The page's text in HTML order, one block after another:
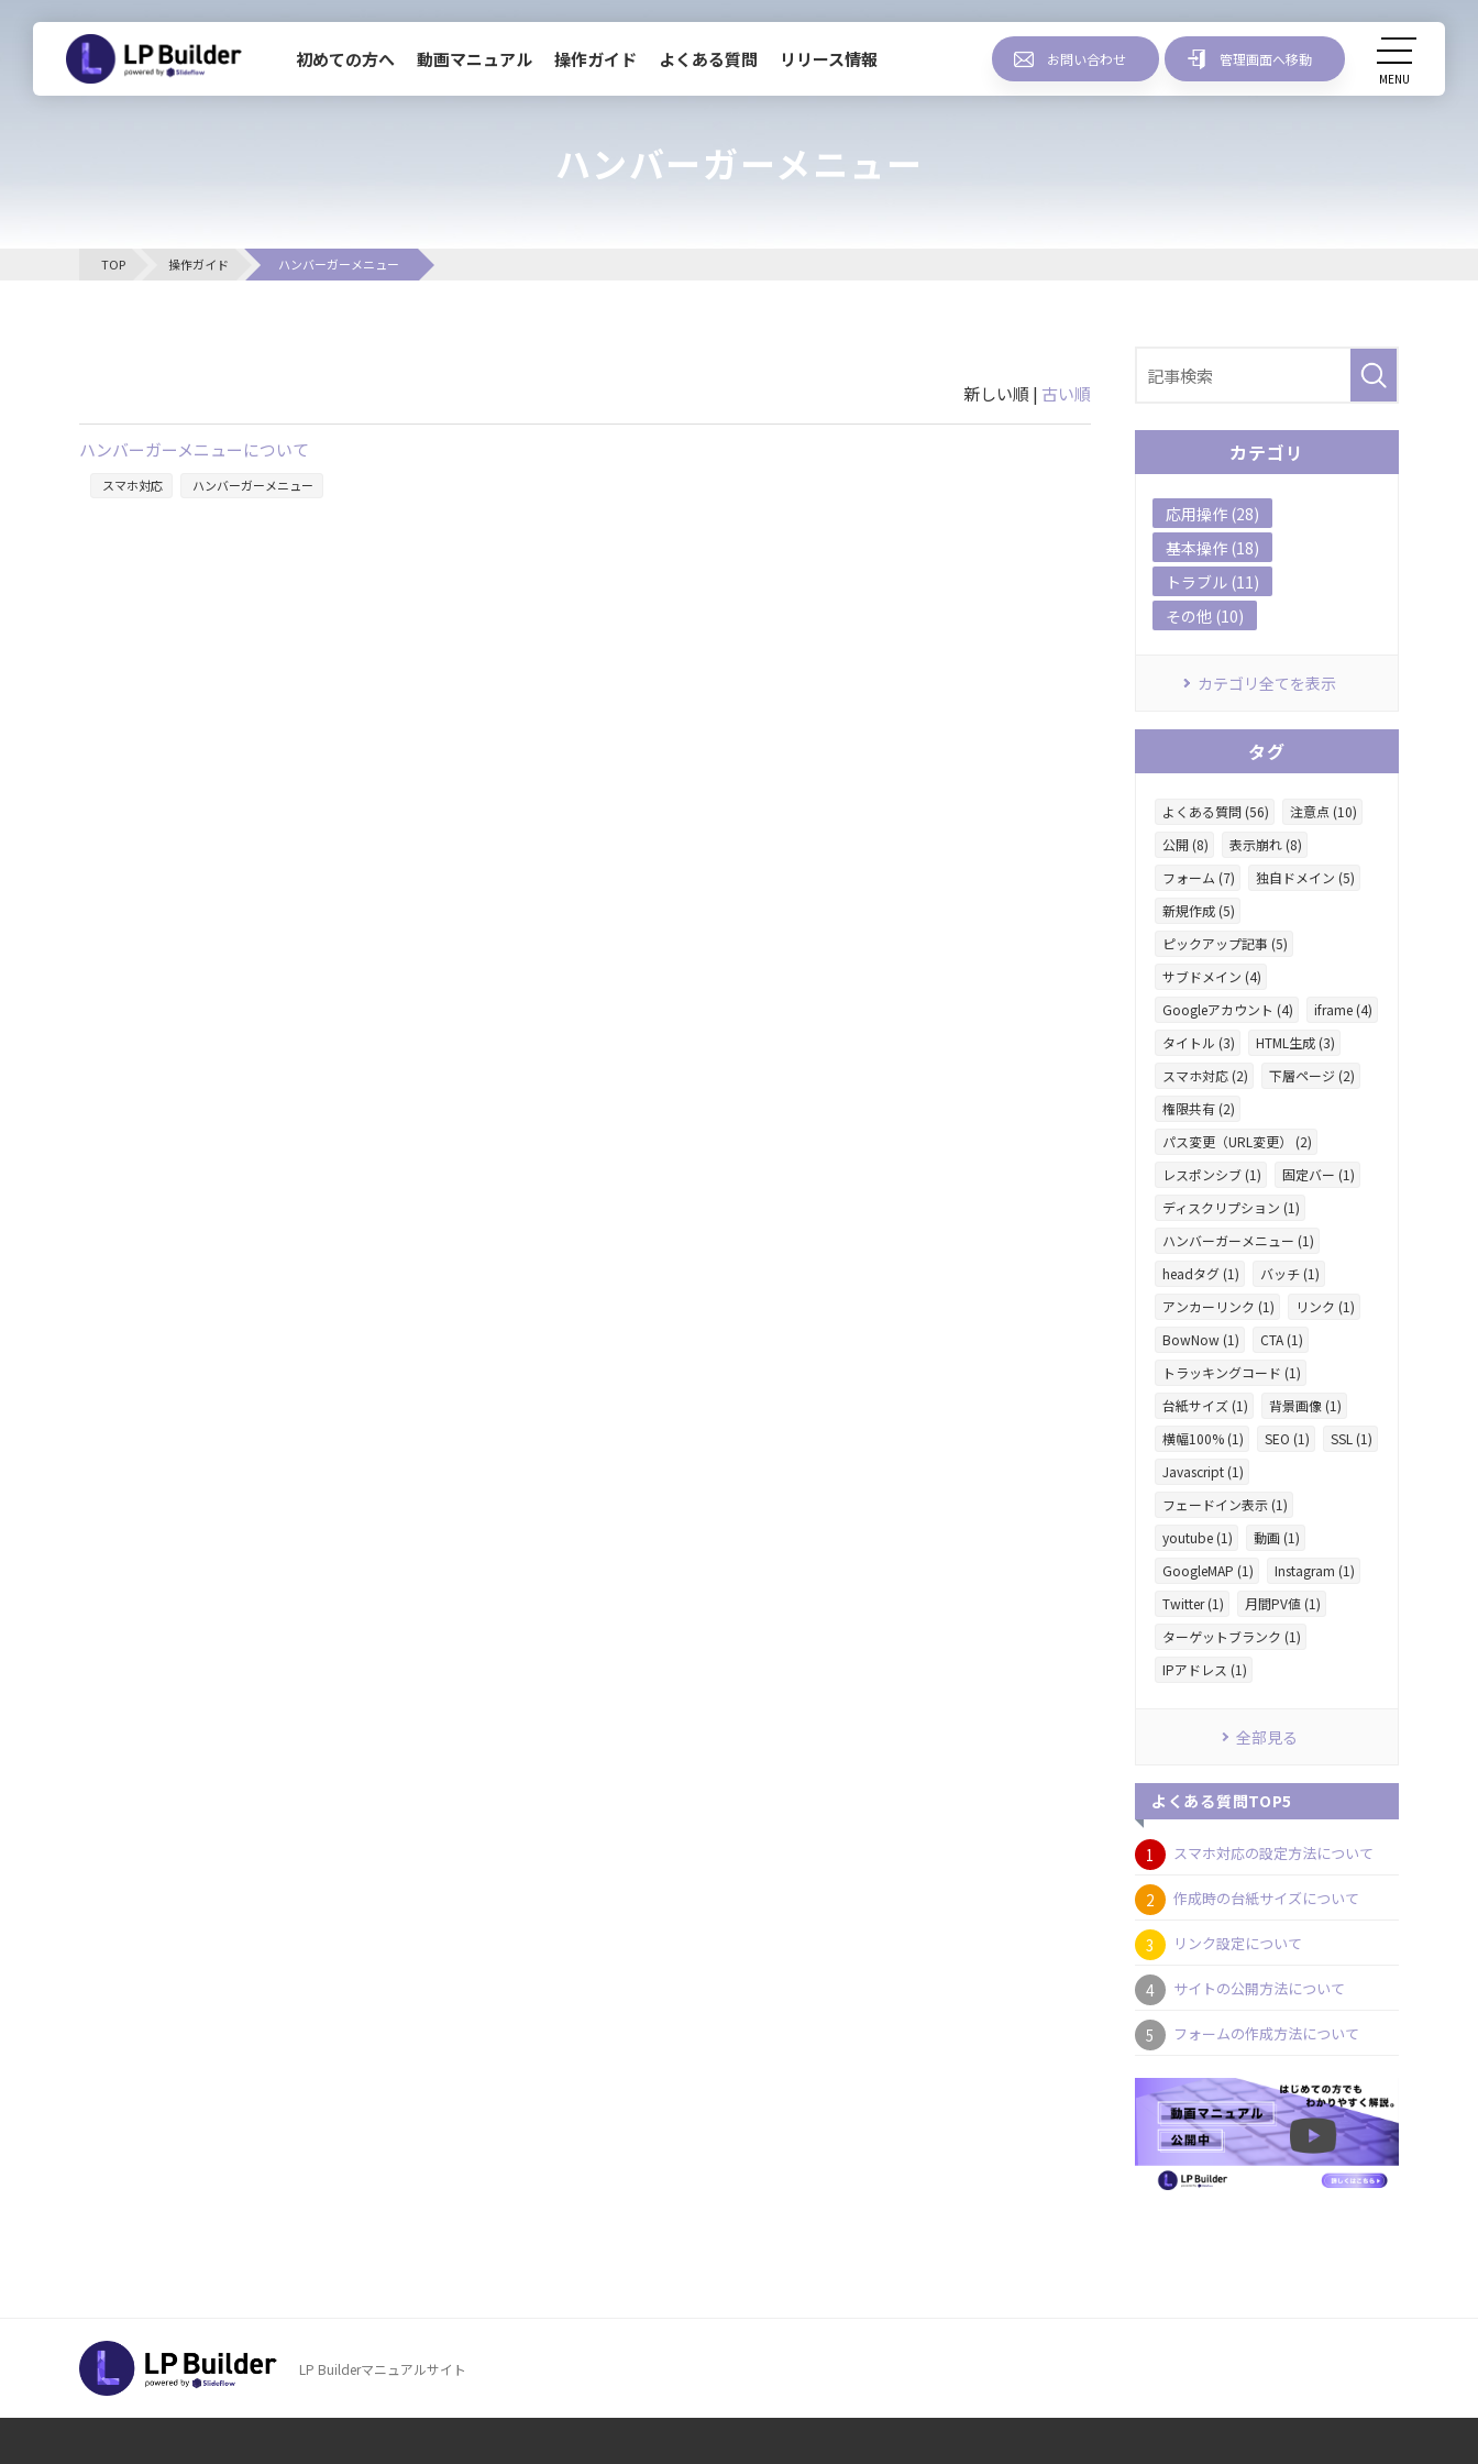
初めての方へ 動画マニュアル 操作ガイド よくある質問 リリース情報 お問い合わせ 管理画面へ移動
MENU
ハンバーガーメニュー
動画マニュアル 操作ガイド
TOP 操作ガイド ハンバーガーメニュー
新しい順 | 古い順
ハンバーガーメニューについて
スマホ対応 ハンバーガーメニュー
カテゴリ
応用操作 (28)
基本操作 (18)
トラブル (11)
その他 (10)
カテゴリ全てを表示
タグ
よくある質問 (56)
注意点 (10)
公開 (8)
表示崩れ (8)
フォーム (7)
独自ドメイン (5)
新規作成 (5)
ピックアップ記事 (5)
サブドメイン (4)
Googleアカウント (4)
iframe (4)
タイトル (3)
HTML生成 (3)
スマホ対応 (2)
下層ページ (2)
権限共有 (2)
パス変更（URL変更） (2)
レスポンシブ (1)
固定バー (1)
ディスクリプション (1)
ハンバーガーメニュー (1)
headタグ (1)
バッチ (1)
アンカーリンク (1)
リンク (1)
BowNow (1)
CTA (1)
トラッキングコード (1)
台紙サイズ (1)
背景画像 (1)
横幅100% (1)
SEO (1)
SSL (1)
Javascript (1)
フェードイン表示 (1)
youtube (1)
動画 (1)
GoogleMAP (1)
Instagram (1)
Twitter (1)
月間PV値 (1)
ターゲットブランク (1)
IPアドレス (1)
全部見る
よくある質問TOP5
スマホ対応の設定方法について
作成時の台紙サイズについて
リンク設定について
サイトの公開方法について
フォームの作成方法について
LP Builderマニュアルサイト